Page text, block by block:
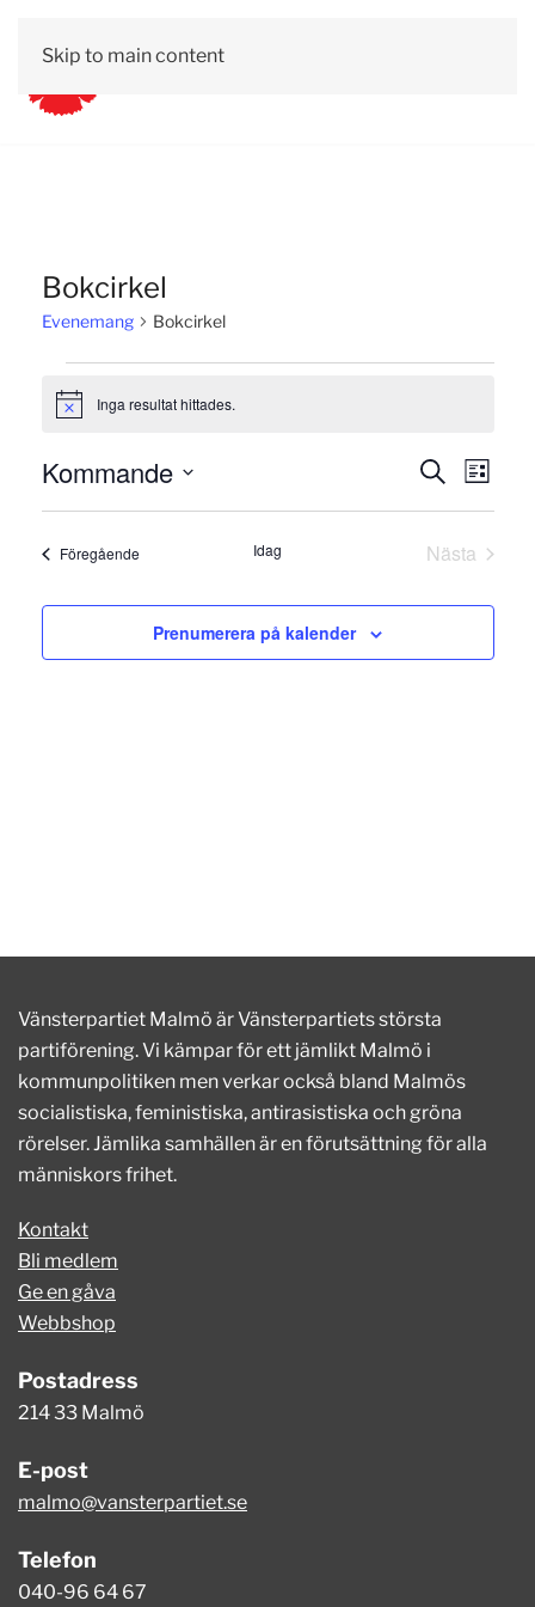
Skip to main content
Bokcirkel
Evenemang Bokcirkel
Evenemang
Notis Inga resultat hittades.
and
Views
Sök
Lista
Kommande
Välj
FöregåendeEvenemang Idag
Nästa
Prenumerera på kalender
Vänsterpartiet Malmö är Vänsterpartiets största
partiförening. Vi kämpar för ett jämlikt Malmö i
kommunpolitiken men verkar också bland Malmös
socialistiska, feministiska, antirasistiska och gröna
rörelser. Jämlika samhällen är en förutsättning för alla
människors frihet.
Kontakt
Bli medlem
Ge en gåva
Webbshop
Postadress
214 33 Malmö
E-post
malmo@vansterpartiet.se
Telefon
040-96 64 67